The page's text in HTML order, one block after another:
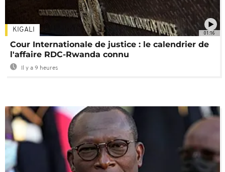
01:16
KIGALI
Cour Internationale de justice : le calendrier de
l'affaire RDC-Rwanda connu
Il y a 9 heures